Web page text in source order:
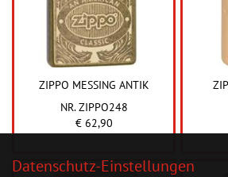
ZIPPO MESSING ANTIK
NR. ZIPPO248
€ 62,90
Datenschutz-Einstellungen